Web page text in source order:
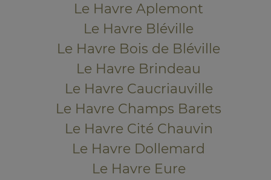
Le Havre Aplemont
Le Havre Bléville
Le Havre Bois de Bléville
Le Havre Brindeau
Le Havre Caucriauville
Le Havre Champs Barets
Le Havre Cité Chauvin
Le Havre Dollemard
Le Havre Eure